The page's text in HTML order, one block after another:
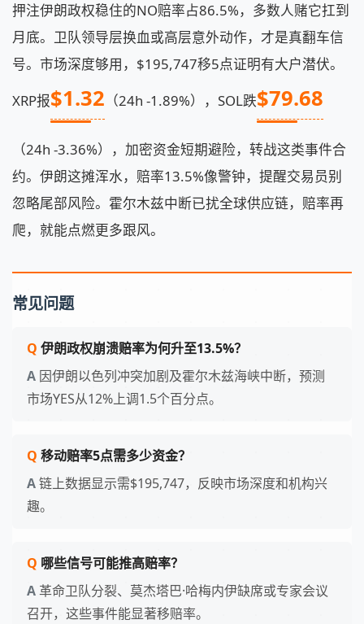
押注伊朗政权稳住的NO赔率占86.5%，多数人赌它扛到
月底。卫队领导层换血或高层意外动作，才是真翻车信
号。市场深度够用，$195,747移5点证明有大户潜伏。
XRP报$1.32 （24h -1.89%），SOL跌$79.68
（24h -3.36%），加密资金短期避险，转战这类事件合
约。伊朗这摊浑水，赔率13.5%像警钟，提醒交易员别
忽略尾部风险。霍尔木兹中断已扰全球供应链，赔率再
爬，就能点燃更多跟风。
常见问题
伊朗政权崩溃赔率为何升至13.5%？
因伊朗以色列冲突加剧及霍尔木兹海峡中断，预测
市场YES从12%上调1.5个百分点。
移动赔率5点需多少资金？
链上数据显示需$195,747，反映市场深度和机构兴
趣。
哪些信号可能推高赔率？
革命卫队分裂、莫杰塔巴·哈梅内伊缺席或专家会议
召开，这些事件能显著移赔率。